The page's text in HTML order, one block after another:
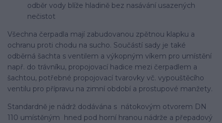
odběr vody blíže hladině bez nasávání usazených
nečistot
Všechna čerpadla mají zabudovanou zpětnou klapku a
ochranu proti chodu na sucho. Součástí sady je také
odběrná šachta s ventilem a výkopným víkem pro umístění
např. do trávníku, propojovací hadice mezi čerpadlem a
šachtou, potřebné propojovací tvarovky vč. vypouštěcího
ventilu pro přípravu na zimní období a prostupové manžety.
Standardně je nádrž dodávána s nátokovým otvorem DN
110 umístěným hned pod horní hranou nádrže a přepadový